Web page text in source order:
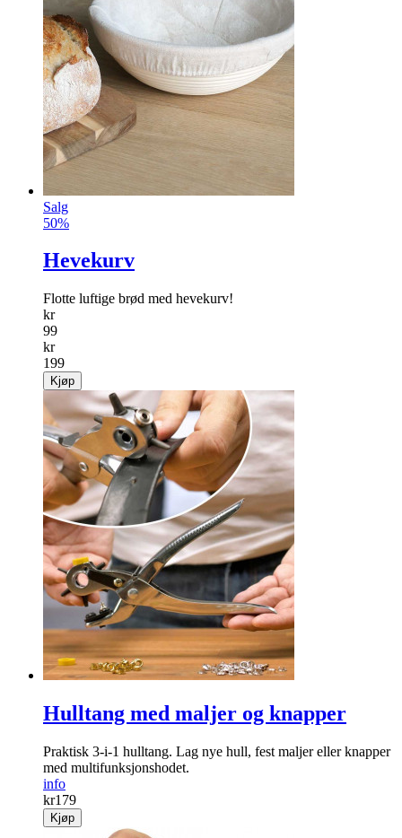
Salg
50%
Hevekurv
Flotte luftige brød med hevekurv!
kr
99
kr
199
Kjøp
Hulltang med maljer og knapper
Praktisk 3-i-1 hulltang. Lag nye hull, fest maljer eller knapper
med multifunksjonshodet.
info
kr179
Kjøp